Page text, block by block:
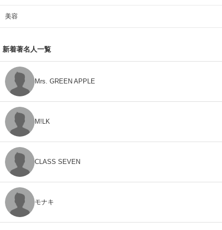
美容
新着著名人一覧
Mrs. GREEN APPLE
M!LK
CLASS SEVEN
モナキ